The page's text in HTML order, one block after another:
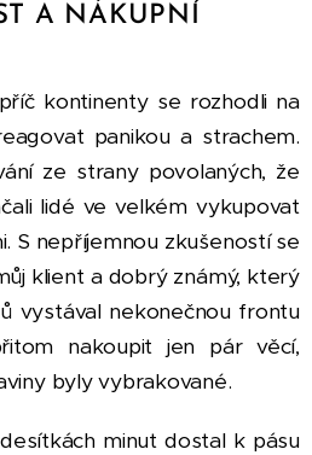
A NÁKUPNÍ
kontinenty se rozhodli na
panikou a strachem.
ze strany povolaných, že
lidé ve velkém vykupovat
S nepříjemnou zkušeností se
klient a dobrý známý, který
vystával nekonečnou frontu
nakoupit jen pár věcí,
byly vybrakované.
minut dostal k pásu